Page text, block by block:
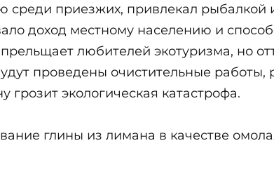
среди приезжих, привлекал рыбалкой
доход местному населению и
любителей экотуризма, но
проведены очистительные работы,
экологическая катастрофа.
глины из лимана в качестве